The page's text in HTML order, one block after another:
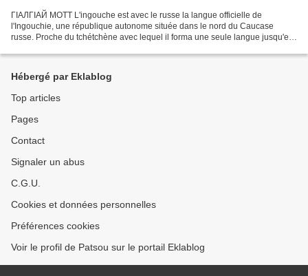
ГӀАЛГӀАЙ МОТТ L'ingouche est avec le russe la langue officielle de
l'Ingouchie, une république autonome située dans le nord du Caucase
russe. Proche du tchétchène avec lequel il forma une seule langue jusqu'en
Hébergé par Eklablog
Top articles
Pages
Contact
Signaler un abus
C.G.U.
Cookies et données personnelles
Préférences cookies
Voir le profil de Patsou sur le portail Eklablog